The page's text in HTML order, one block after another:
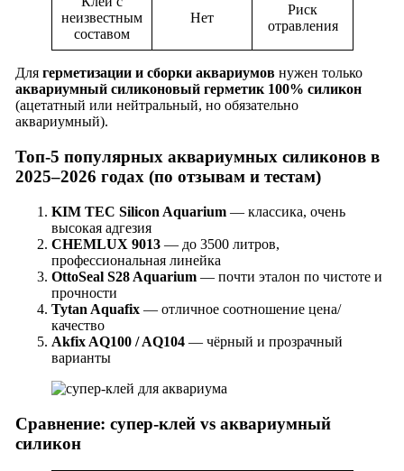
неизвестным
составом
Нет
Риск
отравления
Для герметизации и сборки аквариумов нужен только
аквариумный силиконовый герметик 100% силикон
(ацетатный или нейтральный, но обязательно
аквариумный).
Топ-5 популярных аквариумных силиконов в
2025–2026 годах (по отзывам и тестам)
KIM TEC Silicon Aquarium — классика, очень
высокая адгезия
CHEMLUX 9013 — до 3500 литров,
профессиональная линейка
OttoSeal S28 Aquarium — почти эталон по чистоте и
прочности
Tytan Aquafix — отличное соотношение цена/
качество
Akfix AQ100 / AQ104 — чёрный и прозрачный
варианты
Сравнение: супер-клей vs аквариумный
силикон